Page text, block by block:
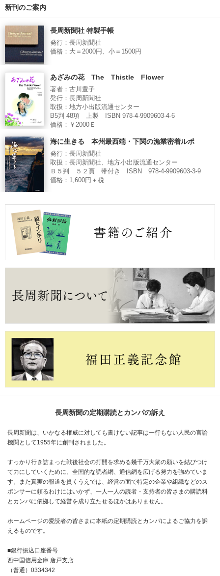
新刊のご案内
長周新聞社 特製手帳
発行：長周新聞社
価格：大＝2000円、小＝1500円
あざみの花 The Thistle Flower
著者：古川豊子
発行：長周新聞社
取扱：地方小出版流通センター
B5判 48項 上製 ISBN 978-4-9909603-4-6
価格：￥2000Ｅ
海に生きる 本州最西端・下関の漁業密着ルポ
発行：長周新聞社
取扱：長周新聞社、地方小出版流通センター
Ｂ５判 ５２頁 帯付き ISBN 978-4-9909603-3-9
価格：1,600円＋税
長周新聞の定期購読とカンパの訴え
長周新聞は、いかなる権威に対しても書けない記事は一行もない人民の言論
機関として1955年に創刊されました。
すっかり行き詰まった戦後社会の打開を求める幾千万大衆の願いを結びつけ
て力にしていくために、全国的な読者網、通信網を広げる努力を強めていま
す。また真実の報道を貫くうえでは、経営の面で特定の企業や組織などのス
ポンサーに頼るわけにはいかず、一人一人の読者・支持者の皆さまの購読料
とカンパに依拠して経営を成り立たせるほかはありません。
ホームページの愛読者の皆さまに本紙の定期購読とカンパによるご協力を訴
えるものです。
■銀行振込口座番号
西中国信用金庫 唐戸支店
（普通）0334342